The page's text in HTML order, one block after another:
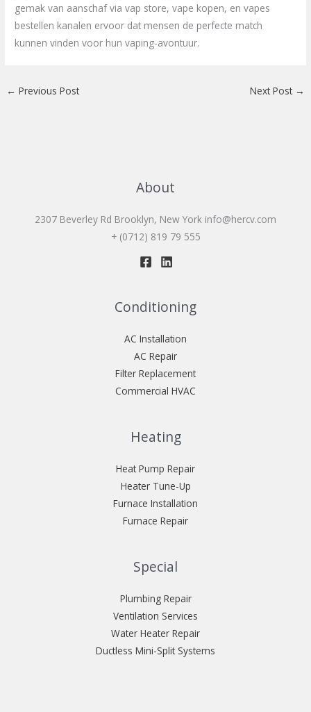
gemak van aanschaf via vap store, vape kopen, en vapes
bestellen kanalen ervoor dat mensen de perfecte match
kunnen vinden voor hun vaping-avontuur.
← Previous Post Next Post →
About
2307 Beverley Rd Brooklyn, New York info@hercv.com
+ (0712) 819 79 555
Conditioning
AC Installation
AC Repair
Filter Replacement
Commercial HVAC
Heating
Heat Pump Repair
Heater Tune-Up
Furnace Installation
Furnace Repair
Special
Plumbing Repair
Ventilation Services
Water Heater Repair
Ductless Mini-Split Systems